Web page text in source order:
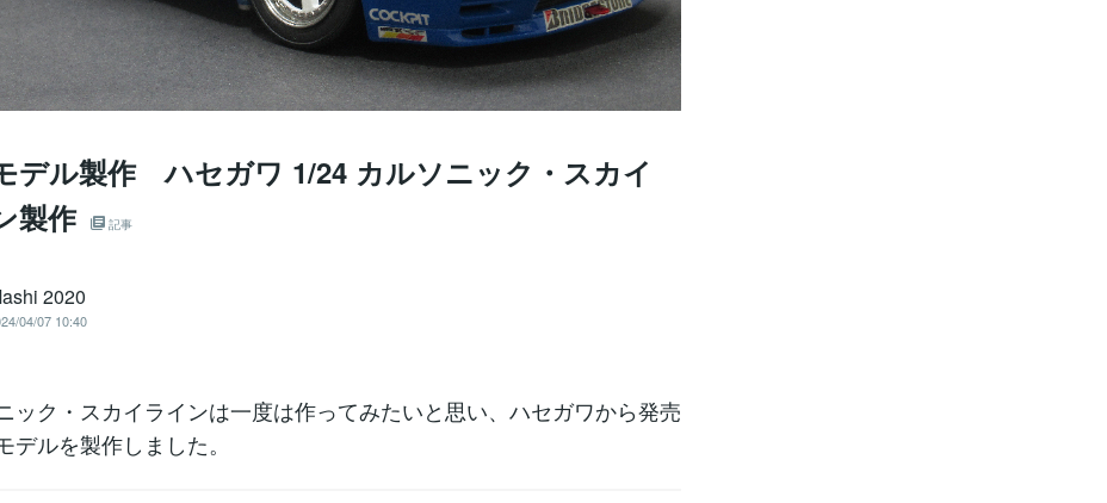
デル製作 ハセガワ 1/24 カルソニック・スカイ
製作
記事
2020
04/07 10:40
ック・スカイラインは一度は作ってみたいと思い、ハセガワから発売
デルを製作しました。